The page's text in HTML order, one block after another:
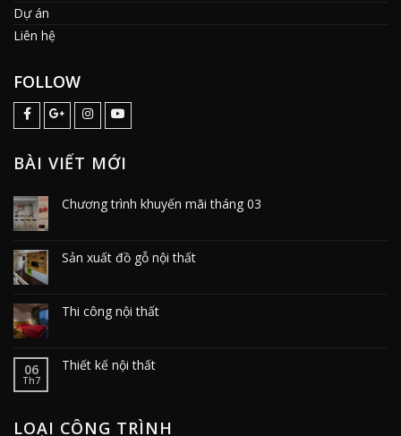
Dự án
Liên hệ
FOLLOW
BÀI VIẾT MỚI
Chương trình khuyến mãi tháng 03
Sản xuất đồ gỗ nội thất
Thi công nội thất
06
Th7
Thiết kế nội thất
LOẠI CÔNG TRÌNH